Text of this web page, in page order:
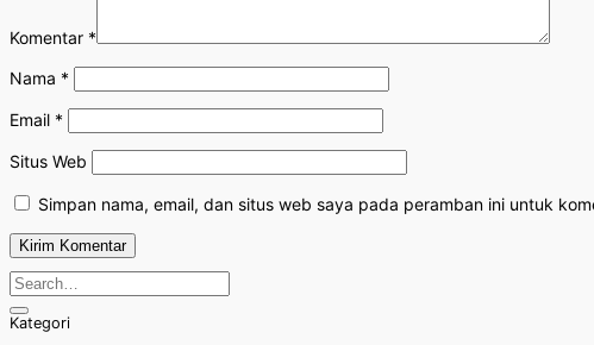
Komentar *
Nama *
Email *
Situs Web
Simpan nama, email, dan situs web saya pada peramban ini untuk
Kategori